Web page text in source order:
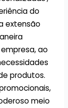
do
extensão
ao
produtos.
meio